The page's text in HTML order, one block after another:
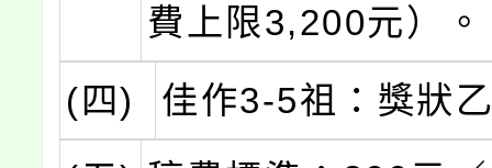
費上限3,200元）。
(四)
佳作3-5祖：獎狀